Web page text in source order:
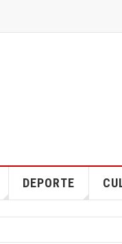
DEPORTE